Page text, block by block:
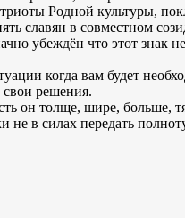
Родной культуры,
славян в совместном
убеждён что этот
когда вам будет
решения.
он толще, шире,
в силах передать